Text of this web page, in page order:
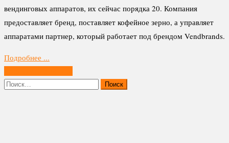
вендинговых аппаратов, их сейчас порядка 20. Компания
предоставляет бренд, поставляет кофейное зерно, а управляет
аппаратами партнер, который работает под брендом Vendbrands.
Подробнее ...
по
Найти: